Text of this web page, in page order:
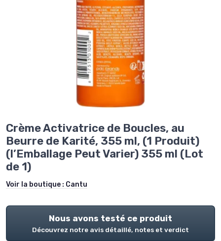
Crème Activatrice de Boucles, au
Beurre de Karité, 355 ml, (1 Produit)
(l’Emballage Peut Varier) 355 ml (Lot
de 1)
Voir la boutique : Cantu
Nous avons testé ce produit
Découvrez notre avis détaillé, notes et verdict